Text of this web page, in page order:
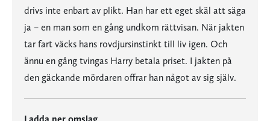
drivs inte enbart av plikt. Han har ett eget skäl att säga
ja – en man som en gång undkom rättvisan. När jakten
tar fart väcks hans rovdjursinstinkt till liv igen. Och
ännu en gång tvingas Harry betala priset. I jakten på
den gäckande mördaren offrar han något av sig själv.